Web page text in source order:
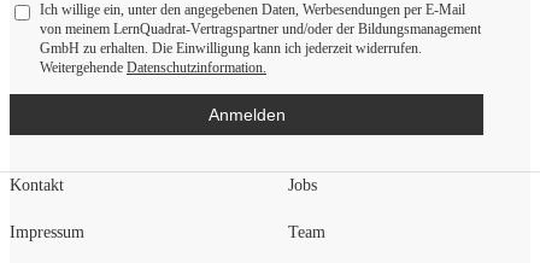
Ich willige ein, unter den angegebenen Daten, Werbesendungen per E-Mail
von meinem LernQuadrat-Vertragspartner und/oder der Bildungsmanagement
GmbH zu erhalten. Die Einwilligung kann ich jederzeit widerrufen.
Weitergehende Datenschutzinformation.
Anmelden
Kontakt
Impressum
Jobs
Team